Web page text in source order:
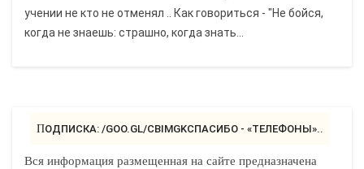
учении не кто не отменял .. Как говориться - "Не бойся,
когда не знаешь: страшно, когда знать...
ПОДПИСКА: /GOO.GL/CBIMGKСПАСИБО - «ТЕЛЕФОНЫ»..
Вся информация размещенная на сайте предназначена